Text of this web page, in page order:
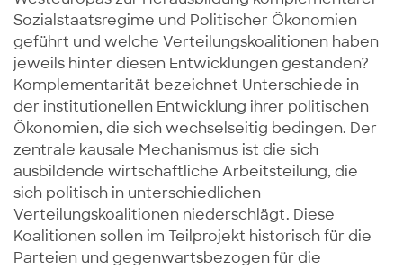
Sozialstaatsregime und Politischer Ökonomien
geführt und welche Verteilungskoalitionen haben
jeweils hinter diesen Entwicklungen gestanden?
Komplementarität bezeichnet Unterschiede in
der institutionellen Entwicklung ihrer politischen
Ökonomien, die sich wechselseitig bedingen. Der
zentrale kausale Mechanismus ist die sich
ausbildende wirtschaftliche Arbeitsteilung, die
sich politisch in unterschiedlichen
Verteilungskoalitionen niederschlägt. Diese
Koalitionen sollen im Teilprojekt historisch für die
Parteien und gegenwartsbezogen für die